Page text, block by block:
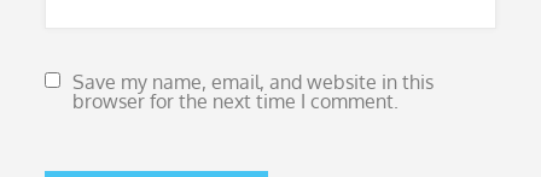
Save my name, email, and website in this
browser for the next time I comment.